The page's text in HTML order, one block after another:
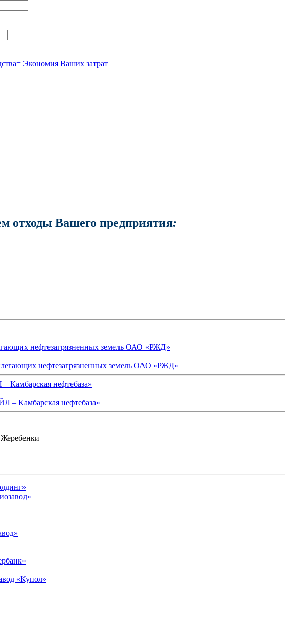
Экономия Ваших затрат
отходы Вашего предприятия:
нефтезагрязненных земель ОАО «РЖД»
Камбарская нефтебаза»